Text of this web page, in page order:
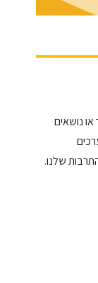
נושאים
שלנו.